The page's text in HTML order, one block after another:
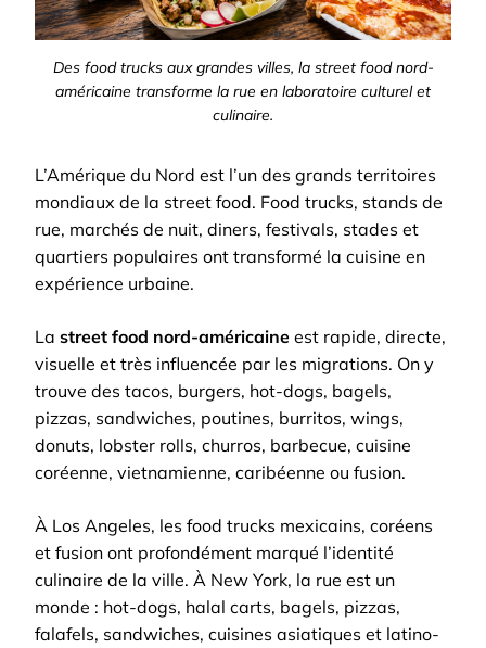
Des food trucks aux grandes villes, la street food nord-
américaine transforme la rue en laboratoire culturel et
culinaire.
L’Amérique du Nord est l’un des grands territoires
mondiaux de la street food. Food trucks, stands de
rue, marchés de nuit, diners, festivals, stades et
quartiers populaires ont transformé la cuisine en
expérience urbaine.
La street food nord-américaine est rapide, directe,
visuelle et très influencée par les migrations. On y
trouve des tacos, burgers, hot-dogs, bagels,
pizzas, sandwiches, poutines, burritos, wings,
donuts, lobster rolls, churros, barbecue, cuisine
coréenne, vietnamienne, caribéenne ou fusion.
À Los Angeles, les food trucks mexicains, coréens
et fusion ont profondément marqué l’identité
culinaire de la ville. À New York, la rue est un
monde : hot-dogs, halal carts, bagels, pizzas,
falafels, sandwiches, cuisines asiatiques et latino-